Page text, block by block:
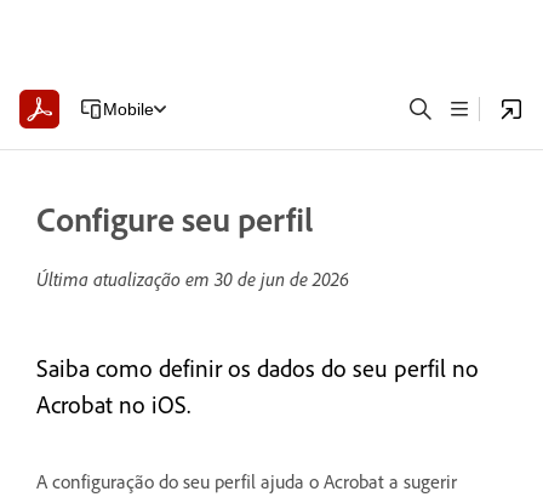
Mobile
Configure seu perfil
Última atualização em 30 de jun de 2026
Saiba como definir os dados do seu perfil no
Acrobat no iOS.
A configuração do seu perfil ajuda o Acrobat a sugerir